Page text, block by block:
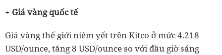
+ Giá vàng quốc tế
Giá vàng thế giới niêm yết trên Kitco ở mức 4.218
USD/ounce, tăng 8 USD/ounce so với đầu giờ sáng